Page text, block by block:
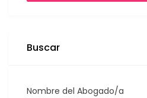
Buscar
Nombre del Abogado/a